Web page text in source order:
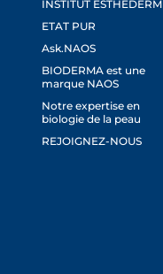
INSTITUT ESTHEDERM
ETAT PUR
Ask.NAOS
BIODERMA est une
marque NAOS
Notre expertise en
biologie de la peau
REJOIGNEZ-NOUS